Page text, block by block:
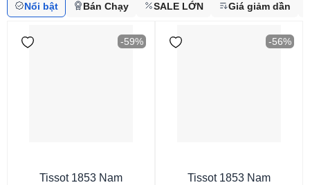
Nổi bật Bán Chạy SALE LỚN Giá giảm dần
-59%
Tissot 1853 Nam
-56%
Tissot 1853 Nam